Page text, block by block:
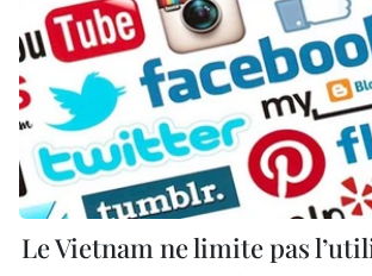
Le Vietnam ne limite pas